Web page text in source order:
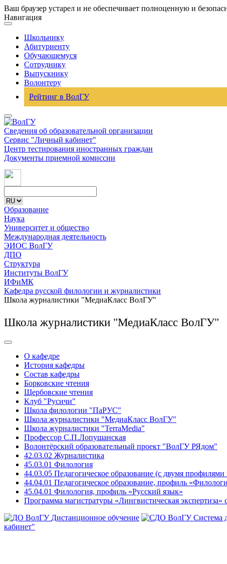
Ваш браузер устарел и не обеспечивает полноценную и
Навигация
Школьнику
Абитуриенту
Обучающемуся
Сотруднику
Выпускнику
Волонтеру
Рейтинг в ВолГУ
Сведения об образовательной организации
Сервис "Личный кабинет"
Центр тестирования иностранных граждан
Документы приемной комиссии
Образование
Наука
Университет и общество
Международная деятельность
ЭИОС ВолГУ
ДПО
Структура
Институты ВолГУ
ИФиМК
Кафедра русской филологии и журналистики
Школа журналистики "МедиаКласс ВолГУ"
Школа журналистики "МедиаКласс ВолГУ"
О кафедре
История кафедры
Состав кафедры
Борковские чтения
Щербовские чтения
Клуб "Русичи"
Школа филологии "ПаРУС"
Школа журналистики "МедиаКласс ВолГУ"
Школа журналистики "TerraMedia"
Профессор С.П.Лопушанская
Волонтёрский образовательный проект "ВолГУ РЯдом"
42.03.02 Журналистика
45.03.01 Филология
44.03.05 Педагогическое образование (с двумя
44.04.01 Педагогическое образование, профиль
45.04.01 Филология, профиль «Русский язык»
Программа магистратуры «Лингвистическая
Дистанционное обучение
Система
кабинет"